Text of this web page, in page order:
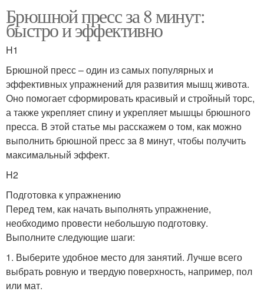
Брюшной пресс за 8 минут:
быстро и эффективно
H1
Брюшной пресс – один из самых популярных и
эффективных упражнений для развития мышц живота.
Оно помогает сформировать красивый и стройный торс,
а также укрепляет спину и укрепляет мышцы брюшного
пресса. В этой статье мы расскажем о том, как можно
выполнить брюшной пресс за 8 минут, чтобы получить
максимальный эффект.
H2
Подготовка к упражнению
Перед тем, как начать выполнять упражнение,
необходимо провести небольшую подготовку.
Выполните следующие шаги:
1. Выберите удобное место для занятий. Лучше всего
выбрать ровную и твердую поверхность, например, пол
или мат.